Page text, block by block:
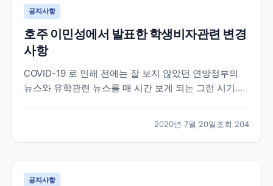
공지사항
호주 이민성에서 발표한 학생비자관련 변경
사항
COVID-19 로 인해 전에는 잘 보지 않았던 연방정부의
뉴스와 유학관련 뉴스를 매 시간 보게 되는 그런 시기이
기들은 나올것이지만 오늘 이민성 장관이 발표한 학생
비자 및 485 (Post-study work v...
2020년 7월 20일조회 204
공지사항